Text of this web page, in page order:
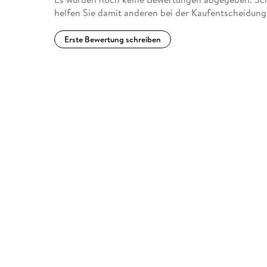
helfen Sie damit anderen bei der
Erste Bewertung schreiben